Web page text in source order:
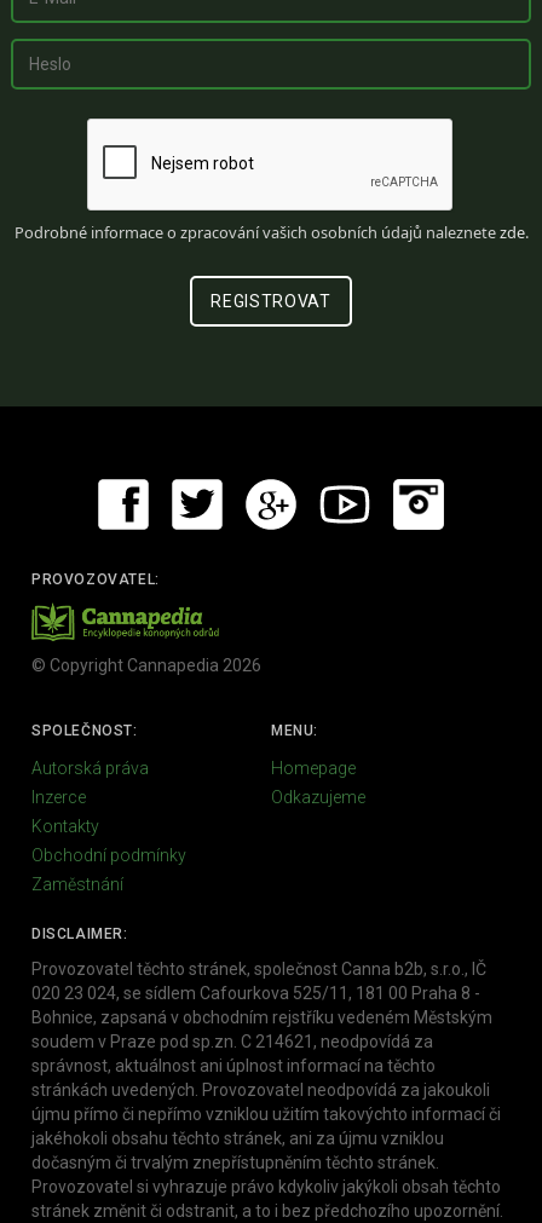
Podrobné informace o zpracování vašich osobních údajů naleznetezde.
PROVOZOVATEL:
© Copyright Cannapedia 2026
SPOLEČNOST:
Autorská práva
Inzerce
Kontakty
Obchodní podmínky
Zaměstnání
MENU:
Homepage
Odkazujeme
DISCLAIMER:
Provozovatel těchto stránek, společnost Canna b2b, s.r.o., IČ
020 23 024, se sídlem Cafourkova 525/11, 181 00 Praha 8 -
Bohnice, zapsaná v obchodním rejstříku vedeném Městským
soudem v Praze pod sp.zn. C 214621, neodpovídá za
správnost, aktuálnost ani úplnost informací na těchto
stránkách uvedených. Provozovatel neodpovídá za jakoukoli
újmu přímo či nepřímo vzniklou užitím takovýchto informací či
jakéhokoli obsahu těchto stránek, ani za újmu vzniklou
dočasným či trvalým znepřístupněním těchto stránek.
Provozovatel si vyhrazuje právo kdykoliv jakýkoli obsah těchto
stránek změnit či odstranit, a to i bez předchozího upozornění.